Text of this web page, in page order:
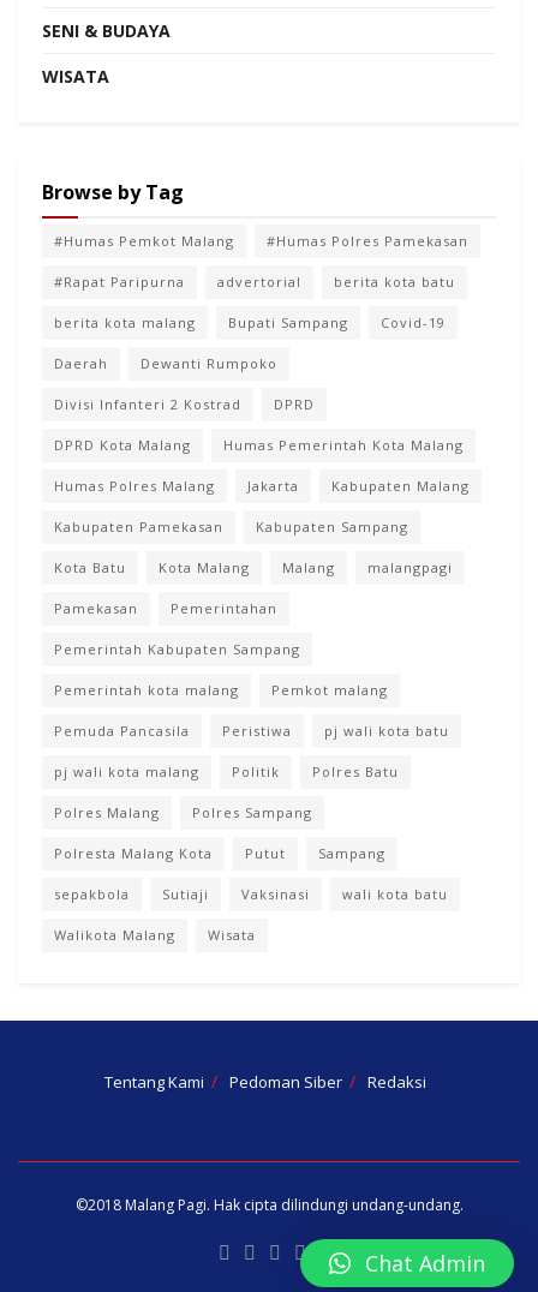
SENI & BUDAYA
WISATA
Browse by Tag
#Humas Pemkot Malang #Humas Polres Pamekasan
#Rapat Paripurna advertorial berita kota batu
berita kota malang Bupati Sampang Covid-19
Daerah Dewanti Rumpoko
Divisi Infanteri 2 Kostrad DPRD
DPRD Kota Malang Humas Pemerintah Kota Malang
Humas Polres Malang Jakarta Kabupaten Malang
Kabupaten Pamekasan Kabupaten Sampang
Kota Batu Kota Malang Malang malangpagi
Pamekasan Pemerintahan
Pemerintah Kabupaten Sampang
Pemerintah kota malang Pemkot malang
Pemuda Pancasila Peristiwa pj wali kota batu
pj wali kota malang Politik Polres Batu
Polres Malang Polres Sampang
Polresta Malang Kota Putut Sampang
sepakbola Sutiaji Vaksinasi wali kota batu
Walikota Malang Wisata
Tentang Kami Pedoman Siber Redaksi
©2018 Malang Pagi. Hak cipta dilindungi undang-undang.
Chat Admin